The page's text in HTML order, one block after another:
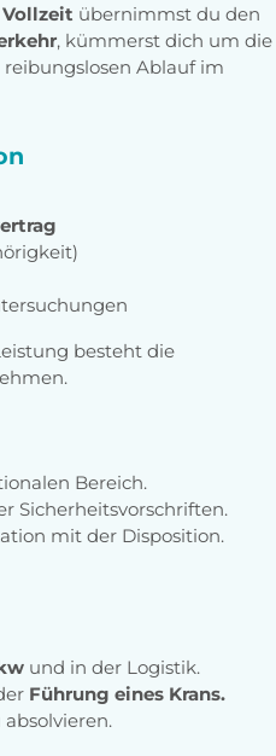
Vollzeit übernimmst du den
, kümmerst dich um die
Ablauf im
besteht die
Bereich.
Sicherheitsvorschriften.
mit der Disposition.
und in der Logistik.
Führung eines Krans.
absolvieren.